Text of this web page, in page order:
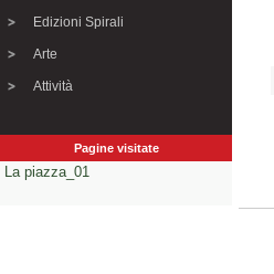
Edizioni Spirali
Arte
Attività
Pagine visitate
La piazza_01